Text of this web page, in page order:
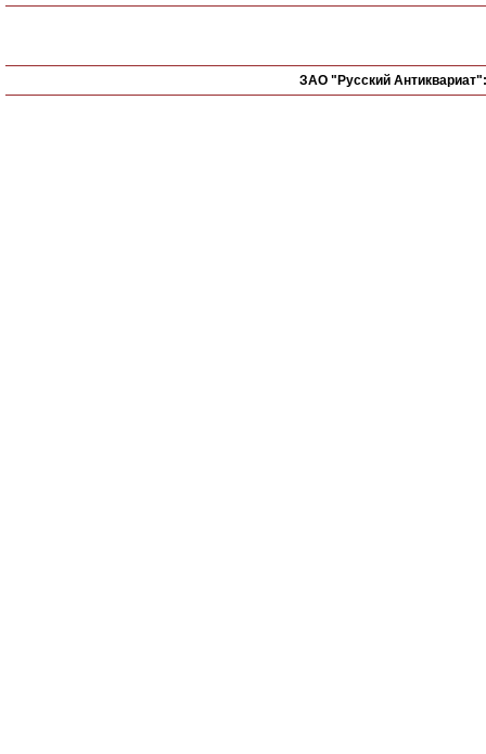
ЗАО "Русский Антиквариат":